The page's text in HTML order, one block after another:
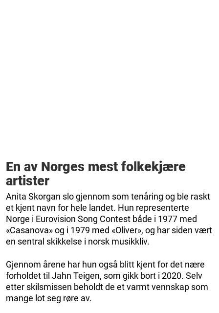
En av Norges mest folkekjære
artister
Anita Skorgan slo gjennom som tenåring og ble raskt
et kjent navn for hele landet. Hun representerte
Norge i Eurovision Song Contest både i 1977 med
«Casanova» og i 1979 med «Oliver», og har siden vært
en sentral skikkelse i norsk musikkliv.
Gjennom årene har hun også blitt kjent for det nære
forholdet til Jahn Teigen, som gikk bort i 2020. Selv
etter skilsmissen beholdt de et varmt vennskap som
mange lot seg røre av.